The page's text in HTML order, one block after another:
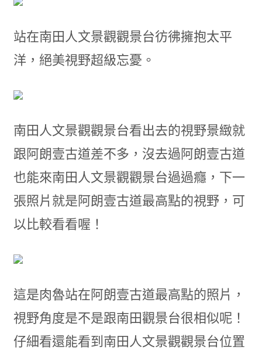
站在南田人文景觀觀景台彷彿擁抱太平
洋，絕美視野超級忘憂。
南田人文景觀觀景台看出去的視野景緻就
跟阿朗壹古道差不多，沒去過阿朗壹古道
也能來南田人文景觀觀景台過過癮，下一
張照片就是阿朗壹古道最高點的視野，可
以比較看看喔！
這是肉魯站在阿朗壹古道最高點的照片，
視野角度是不是跟南田觀景台很相似呢！
仔細看還能看到南田人文景觀觀景台位置